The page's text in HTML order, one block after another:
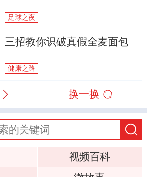
足球之夜
三招教你识破真假全麦面包
健康之路
换一换
视频百科